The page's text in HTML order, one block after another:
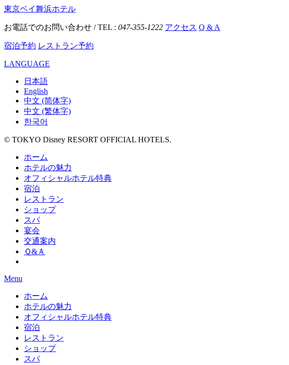
東京ベイ舞浜ホテル
お電話でのお問い合わせ / TEL : 047-355-1222 アクセス Q & A
宿泊予約 レストラン予約
LANGUAGE
日本語
English
中文 (简体字)
中文 (繁体字)
한국어
© TOKYO Disney RESORT OFFICIAL HOTELS.
ホーム
ホテルの魅力
オフィシャルホテル特典
宿泊
レストラン
ショップ
スパ
宴会
交通案内
Ｑ&Ａ
Menu
ホーム
ホテルの魅力
オフィシャルホテル特典
宿泊
レストラン
ショップ
スパ